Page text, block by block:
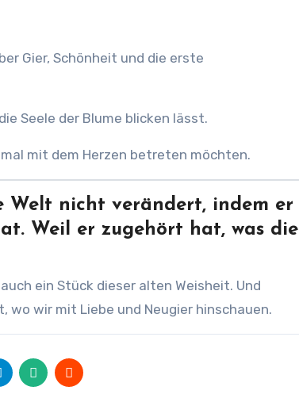
Gier, Schönheit und die erste
Seele der Blume blicken lässt.
mit dem Herzen betreten möchten.
Welt nicht verändert, indem er
Weil er zugehört hat, was die
ein Stück dieser alten Weisheit. Und
wir mit Liebe und Neugier hinschauen.